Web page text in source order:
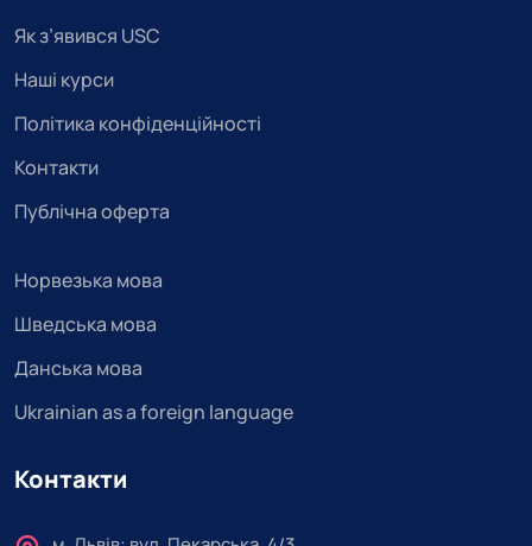
Як з’явився USC
Наші курси
Політика конфіденційності
Контакти
Публічна оферта
Норвезька мова
Шведська мова
Данська мова
Ukrainian as a foreign language
Контакти